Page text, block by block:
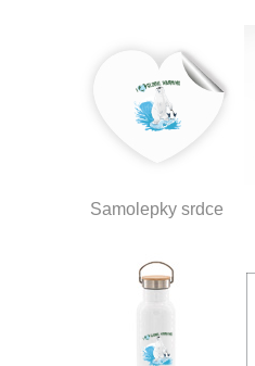
Samolepky srdce